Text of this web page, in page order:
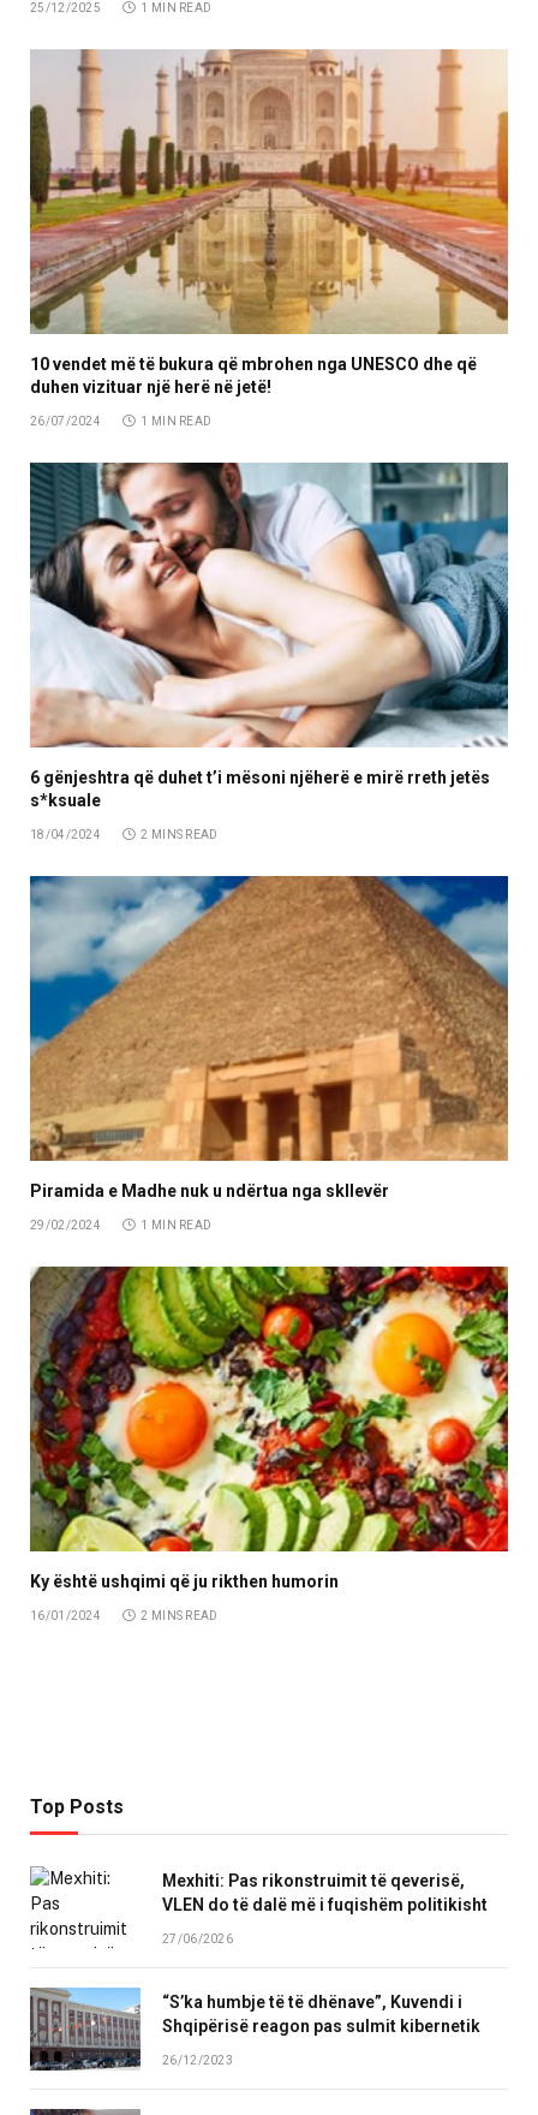
25/12/2025 1 MIN READ
10 vendet më të bukura që mbrohen nga UNESCO dhe që
duhen vizituar një herë në jetë!
26/07/2024 1 MIN READ
6 gënjeshtra që duhet t’i mësoni njëherë e mirë rreth jetës
s*ksuale
18/04/2024 2 MINS READ
Piramida e Madhe nuk u ndërtua nga skllevër
29/02/2024 1 MIN READ
Ky është ushqimi që ju rikthen humorin
16/01/2024 2 MINS READ
Top Posts
Mexhiti: Pas rikonstruimit të qeverisë,
VLEN do të dalë më i fuqishëm politikisht
27/06/2026
“S’ka humbje të të dhënave”, Kuvendi i
Shqipërisë reagon pas sulmit kibernetik
26/12/2023